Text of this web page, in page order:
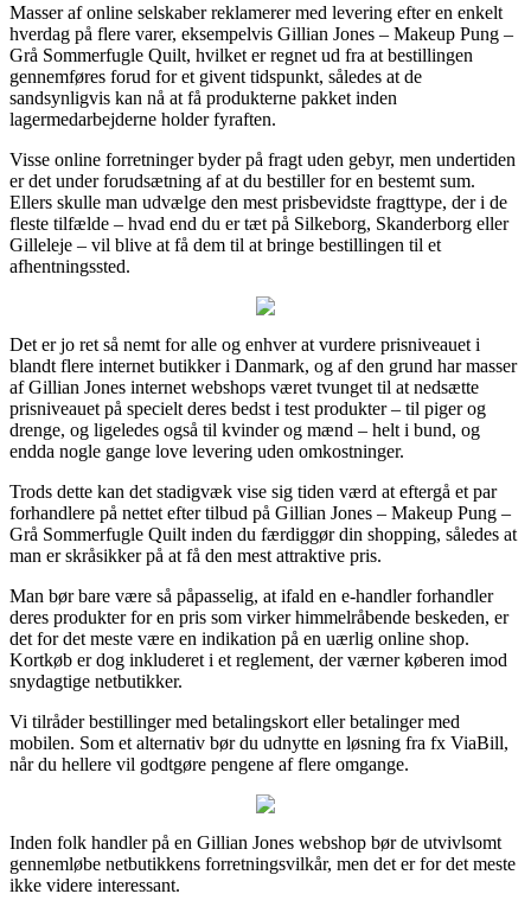
Masser af online selskaber reklamerer med levering efter en enkelt
hverdag på flere varer, eksempelvis Gillian Jones – Makeup Pung –
Grå Sommerfugle Quilt, hvilket er regnet ud fra at bestillingen
gennemføres forud for et givent tidspunkt, således at de
sandsynligvis kan nå at få produkterne pakket inden
lagermedarbejderne holder fyraften.
Visse online forretninger byder på fragt uden gebyr, men undertiden
er det under forudsætning af at du bestiller for en bestemt sum.
Ellers skulle man udvælge den mest prisbevidste fragttype, der i de
fleste tilfælde – hvad end du er tæt på Silkeborg, Skanderborg eller
Gilleleje – vil blive at få dem til at bringe bestillingen til et
afhentningssted.
Det er jo ret så nemt for alle og enhver at vurdere prisniveauet i
blandt flere internet butikker i Danmark, og af den grund har masser
af Gillian Jones internet webshops været tvunget til at nedsætte
prisniveauet på specielt deres bedst i test produkter – til piger og
drenge, og ligeledes også til kvinder og mænd – helt i bund, og
endda nogle gange love levering uden omkostninger.
Trods dette kan det stadigvæk vise sig tiden værd at eftergå et par
forhandlere på nettet efter tilbud på Gillian Jones – Makeup Pung –
Grå Sommerfugle Quilt inden du færdiggør din shopping, således at
man er skråsikker på at få den mest attraktive pris.
Man bør bare være så påpasselig, at ifald en e-handler forhandler
deres produkter for en pris som virker himmelråbende beskeden, er
det for det meste være en indikation på en uærlig online shop.
Kortkøb er dog inkluderet i et reglement, der værner køberen imod
snydagtige netbutikker.
Vi tilråder bestillinger med betalingskort eller betalinger med
mobilen. Som et alternativ bør du udnytte en løsning fra fx ViaBill,
når du hellere vil godtgøre pengene af flere omgange.
Inden folk handler på en Gillian Jones webshop bør de utvivlsomt
gennemløbe netbutikkens forretningsvilkår, men det er for det meste
ikke videre interessant.